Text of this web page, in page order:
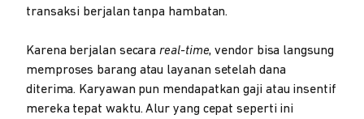
transaksi berjalan tanpa hambatan.
Karena berjalan secara real-time, vendor bisa langsung
memproses barang atau layanan setelah dana
diterima. Karyawan pun mendapatkan gaji atau insentif
mereka tepat waktu. Alur yang cepat seperti ini